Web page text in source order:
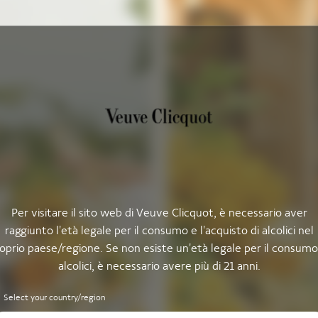
Per visitare il sito web di Veuve Clicquot, è necessario aver
raggiunto l'età legale per il consumo e l'acquisto di alcolici nel
paese/regione. Se non esiste un'età legale per il
alcolici, è necessario avere più di 21 anni.
Select your country/region